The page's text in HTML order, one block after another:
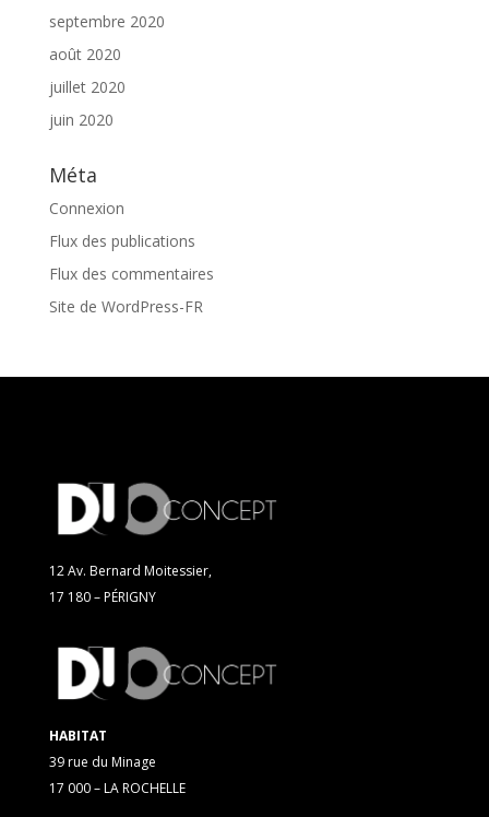
septembre 2020
août 2020
juillet 2020
juin 2020
Méta
Connexion
Flux des publications
Flux des commentaires
Site de WordPress-FR
12 Av. Bernard Moitessier,
17 180 – PÉRIGNY
HABITAT
39 rue du Minage
17 000 – LA ROCHELLE